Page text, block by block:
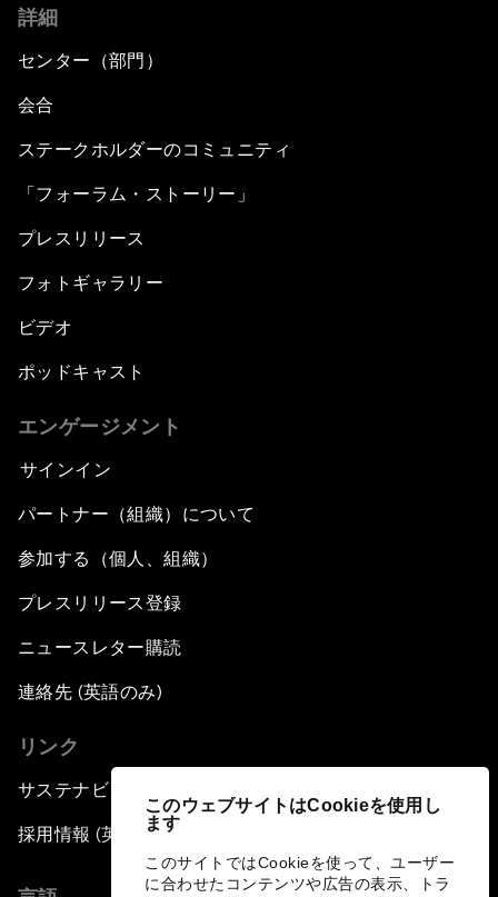
このウェブサイトはCookieを使用し
ます
このサイトではCookieを使って、ユーザー
に合わせたコンテンツや広告の表示、トラ
詳細
センター（部門）
会合
ステークホルダーのコミュニティ
「フォーラム・ストーリー」
プレスリリース
フォトギャラリー
ビデオ
ポッドキャスト
エンゲージメント
サインイン
パートナー（組織）について
参加する（個人、組織）
プレスリリース登録
ニュースレター購読
連絡先 (英語のみ)
リンク
サステナビリティへの取り組み
採用情報 (英語のみ)